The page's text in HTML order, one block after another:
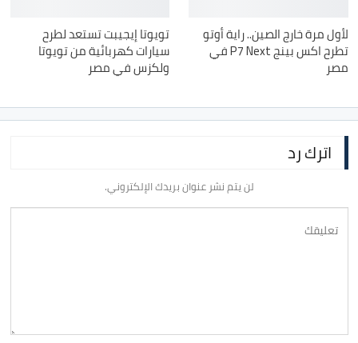
لأول مرة خارج الصين.. راية أوتو
تطرح اكس بينج P7 Next في
مصر
تويوتا إيجيبت تستعد لطرح
سيارات كهربائية من تويوتا
ولكزس في مصر
اترك رد
لن يتم نشر عنوان بريدك الإلكتروني.